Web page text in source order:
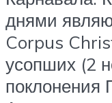
днями
Corpus
усопших (2
поклонения